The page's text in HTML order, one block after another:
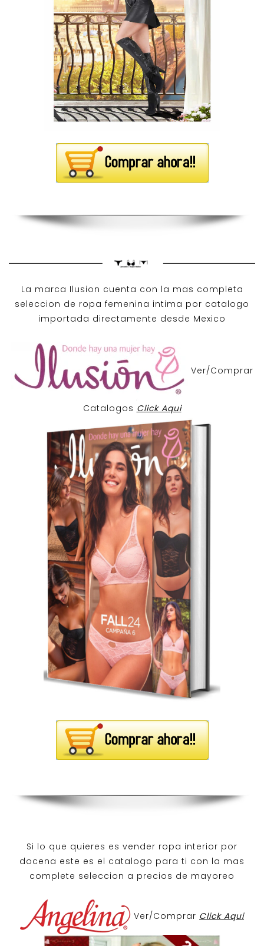
La marca Ilusion cuenta con la mas completa
seleccion de ropa femenina intima por catalogo
importada directamente desde Mexico
Ver/Comprar
Catalogos Click Aqui
Si lo que quieres es vender ropa interior por
docena este es el catalogo para ti con la mas
complete seleccion a precios de mayoreo
Ver/Comprar Click Aqui